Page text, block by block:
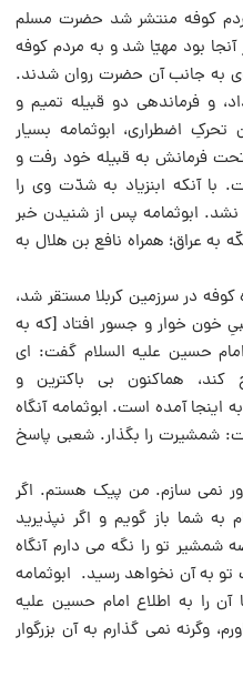
کوفه منتشر شد حضرت مسلم
آنجا بود مهیّا شد و به مردم کوفه
به جانب آن حضرت روان شدند.
و فرماندهى دو قبیله تمیم و
اضطرارى، ابوثمامه بسیار
تحت فرمانش به قبیله خود رفت و
با آنکه ابنزیاد به شدّت وى را
ابوثمامه پس از شنیدن خبر
به عراق؛ همراه نافع بن هلال به
در سرزمین کربلا مستقر شد،
خون خوار و جسور افتاد [که به
حسین علیه السلام گفت: اى
کند، هماکنون بى باکترین و
آمده است. ابوثمامه آنگاه
شمشیرت را بگذار. شعبى پاسخ
نمى سازم. من پیک هستم. اگر
شما باز گویم و اگر نپذیرید
تو را نگه مى دارم آنگاه
به آن نخواهد رسید. ابوثمامه
را به اطلاع امام حسین علیه
وگرنه نمى گذارم به آن بزرگوار